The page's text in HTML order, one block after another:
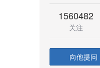
1560482
关注
向他提问